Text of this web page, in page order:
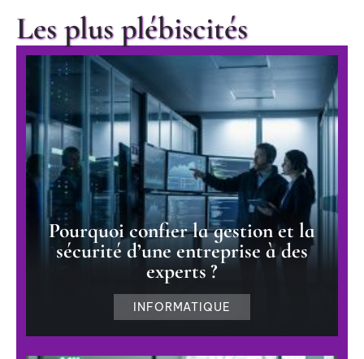
Les plus plébiscités
Pourquoi confier la gestion et la
sécurité d’une entreprise à des
experts ?
INFORMATIQUE